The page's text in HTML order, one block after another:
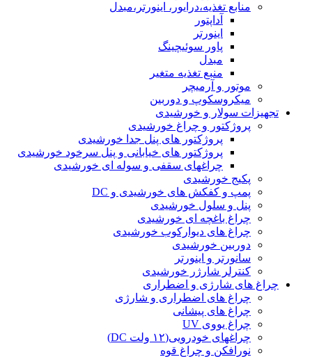
منابع تغذیه،درایور، اینورتر،مبدل
آداپتور
اینورتر
پاور سوئیچینگ
مبدل
منبع تغذیه متغیر
موتور و آرمیچر
میکروسکوپ و دوربین
تجهیزات سولار و خورشیدی
پروژکتور و چراغ خورشیدی
پروژکتور های پنل جدا خورشیدی
پروژکتور های خیابانی و پنل سرخود خورشیدی
چراغهای سقفی و سوله ای خورشیدی
پکیج خورشیدی
پمپ و کفکش های خورشیدی و DC
پنل و سلول خورشیدی
چراغ باغچه ای خورشیدی
چراغ های دیوارکوب خورشیدی
دوربین خورشیدی
سانورتر و اینورتر
کنترلر شارژر خورشیدی
چراغ های شارژی و اضطراری
چراغ های اضطراری و شارژی
چراغ های پیشانی
چراغ یووی UV
چراغهای خودرویی(۱۲ ولت DC)
نورافکن و چراغ قوه